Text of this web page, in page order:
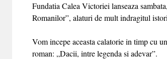
Fundatia Calea Victoriei lanseaza
Romanilor”, alaturi de mult indragitul
Vom incepe aceasta calatorie in timp cu
roman: „Dacii, intre legenda si adevar”.